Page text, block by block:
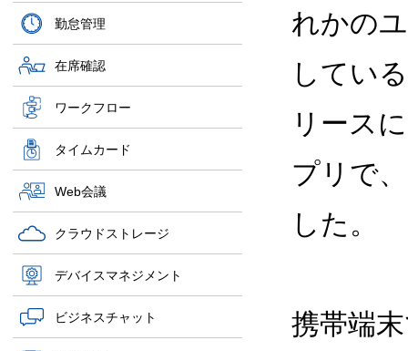
勤怠管理
在席確認
ワークフロー
タイムカード
Web会議
クラウドストレージ
デバイスマネジメント
ビジネスチャット
れかの
してい
リース
プリで
した。
携帯端